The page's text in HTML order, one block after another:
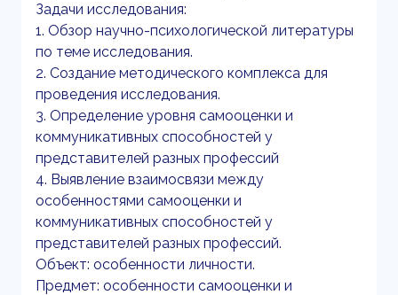
Задачи исследования:
1. Обзор научно-психологической литературы
по теме исследования.
2. Создание методического комплекса для
проведения исследования.
3. Определение уровня самооценки и
коммуникативных способностей у
представителей разных профессий
4. Выявление взаимосвязи между
особенностями самооценки и
коммуникативных способностей у
представителей разных профессий.
Объект: особенности личности.
Предмет: особенности самооценки и